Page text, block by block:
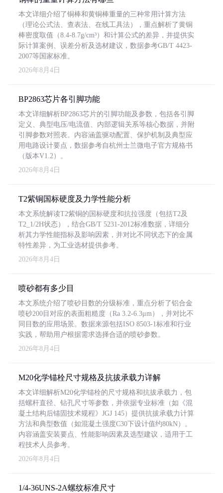
本文详细介绍了铜棒和黄铜棒重量的三种常用计算方法
（理论公式法、查表法、在线工具法），重点解析了黄铜
棒密度取值（8.4-8.7g/cm³）和计算公式的差异，并提供实
际计算案例、误差分析及选材建议，数据参考GB/T 4423-
2007等国家标准。
2026年8月4日
BP2863芯片各引脚功能
本文详细解析BP2863芯片的引脚功能及参数，包括各引脚
定义、典型电压/电流值、内部逻辑关系等核心数据，并附
引脚参数对照表。内容涵盖驱动配置、保护机制及典型应
用电路设计要点，数据参考自杭州士兰微电子官方规格书
（版本V1.2）。
2026年8月4日
T2紫铜国标硬度及力学性能分析
本文系统解读T2紫铜的国标硬度和抗拉强度（包括T2及
T2_1/2H状态），结合GB/T 5231-2012标准数据，详细分
析其力学性能指标及影响因素，并对比不同状态下的金属
特性差异，为工业选材提供参考。
2026年8月4日
喷砂都有多少目
本文系统介绍了喷砂目数的分级标准，重点分析了铝合金
喷砂200目对应的表面粗糙度（Ra 3.2-6.3μm），并对比不
同目数的应用场景。数据来源包括ISO 8503-1标准和行业
实践，帮助用户根据需求选择合适的喷砂参数。
2026年8月4日
M20化学锚栓尺寸规格及抗拔承载力详解
本文详细解析M20化学锚栓的尺寸规格和抗拔承载力，包
括螺杆直径、钻孔尺寸等参数，并依据专业标准（如《混
凝土结构后锚固技术规程》JGJ 145）提供抗拔承载力计算
方法和典型数值（如混凝土强度C30下设计值约80kN）。
内容涵盖安装要点、性能影响因素及选型建议，适用于工
程技术人员参考。
2026年8月4日
1/4-36UNS-2A螺纹标准尺寸